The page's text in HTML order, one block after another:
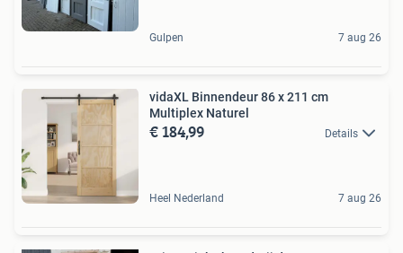
Gulpen 7 aug 26
vidaXL Binnendeur 86 x 211 cm
Multiplex Naturel
€ 184,99 Details
Heel Nederland 7 aug 26